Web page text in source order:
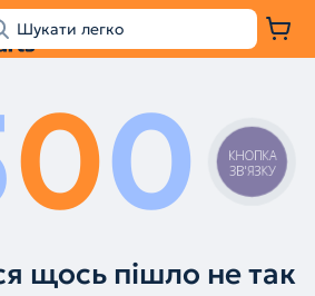
00
щось пішло не так
КНОПКА
ЗВ'ЯЗКУ